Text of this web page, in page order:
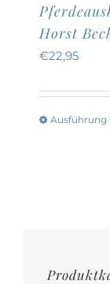
Horst
€22,95
Ausführung